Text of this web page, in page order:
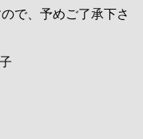
で、予めご了承下さ